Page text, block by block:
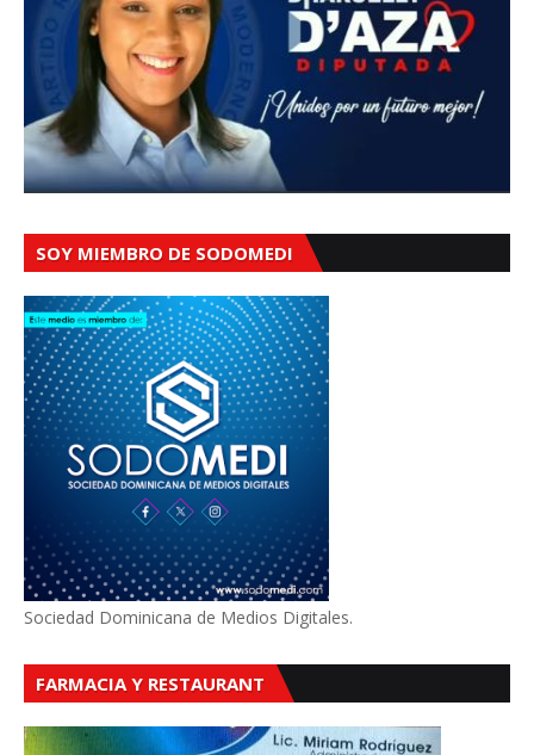
SOY MIEMBRO DE SODOMEDI
Sociedad Dominicana de Medios Digitales.
FARMACIA Y RESTAURANT